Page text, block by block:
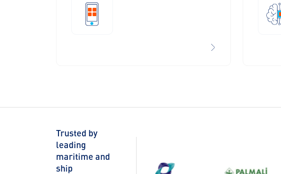
Trusted by
leading
maritime and
ship